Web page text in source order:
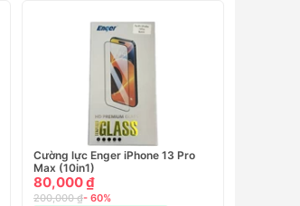
Cường lực Enger iPhone 13 Pro
Max (10in1)
80,000 ₫
200,000 ₫- 60%